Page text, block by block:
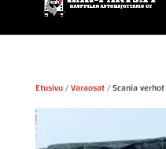
Etusivu/Varaosat/ Scania verhot